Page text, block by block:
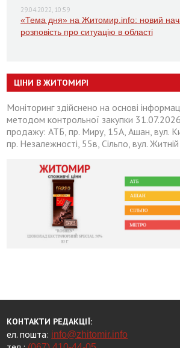
29.04.2022, 10:59
«Тема дня» на Житомир.info: новий
розповість про ситуацію в області
ЦІНИ В ЖИТОМИРІ
Моніторинг здійснено на основі
методом контрольної закупки 31.07.2026
продажу: АТБ, пр. Миру, 15А, Ашан, вул.
пр. Незалежності, 55в, Сільпо, вул.
КОНТАКТИ РЕДАКЦІЇ:
ел. пошта: info@zhitomir.info